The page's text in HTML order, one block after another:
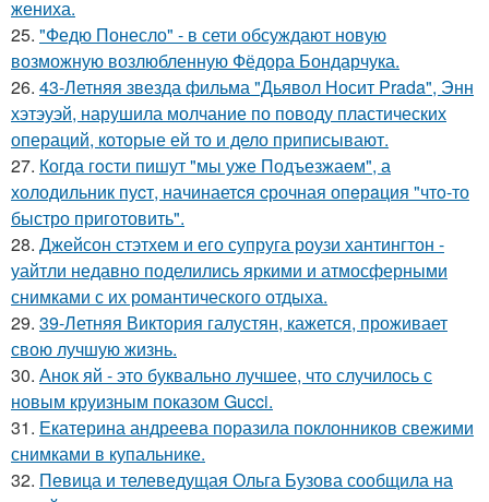
жениха.
25. "Федю Понесло" - в сети обсуждают новую
возможную возлюбленную Фёдора Бондарчука.
26. 43-Летняя звезда фильма "Дьявол Носит Prada", Энн
хэтэуэй, нарушила молчание по поводу пластических
операций, которые ей то и дело приписывают.
27. Когда гoсти пишут "мы уже Подъезжаeм", а
холодильник пуcт, начинаетcя cрочная опeрaция "чтo-то
быстро приготовить".
28. Джейсон стэтхем и его супруга роузи хантингтон -
уайтли недавно поделились яркими и атмосферными
снимками с их романтического отдыха.
29. 39-Летняя Виктория галустян, кажется, проживает
свою лучшую жизнь.
30. Анок яй - это буквально лучшее, что случилось с
новым круизным показом Gucci.
31. Екатерина андреева поразила поклонников свежими
снимками в купальнике.
32. Певица и телеведущая Ольга Бузова сообщила на